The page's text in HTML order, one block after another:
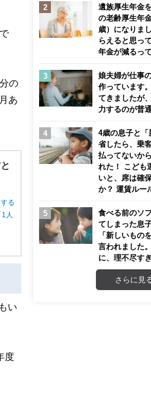
の
あ
る
人
い
度
遺族厚生年金
の老齢厚生年
歳）になりま
らえると思っ
年金が減るっ
娘夫婦が仕事
作っています
てきましたが
力するのが普
4歳の息子と「
省したら、乗
払ってないか
れた！ こども
いと、席は確
か？ 運賃ルー
食べる前のソ
てしまった息
「新しいもの
言われました
に、理不尽す
さらに見